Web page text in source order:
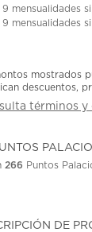
9 mensualidades
9 mensualidades
mostrados
descuentos,
términos y
PALACIO
266 Puntos
DE